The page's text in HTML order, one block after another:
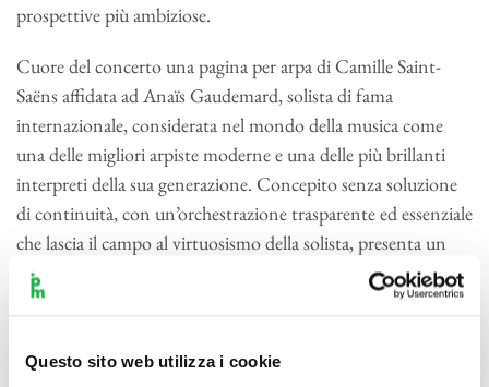
Questo sito web utilizza i cookie
prospettive più ambiziose.
Cuore del concerto una pagina per arpa di Camille Saint-
Saëns affidata ad Anaïs Gaudemard, solista di fama
internazionale, considerata nel mondo della musica come
una delle migliori arpiste moderne e una delle più brillanti
interpreti della sua generazione. Concepito senza soluzione
di continuità, con un’orchestrazione trasparente ed essenziale
che lascia il campo al virtuosismo della solista, presenta un
tema con variazioni, il
per arpa e
orchestra op. 154 procede da una fantasia in tempo lento
ciclicamente il tema d’apertura per concludersi con una coda